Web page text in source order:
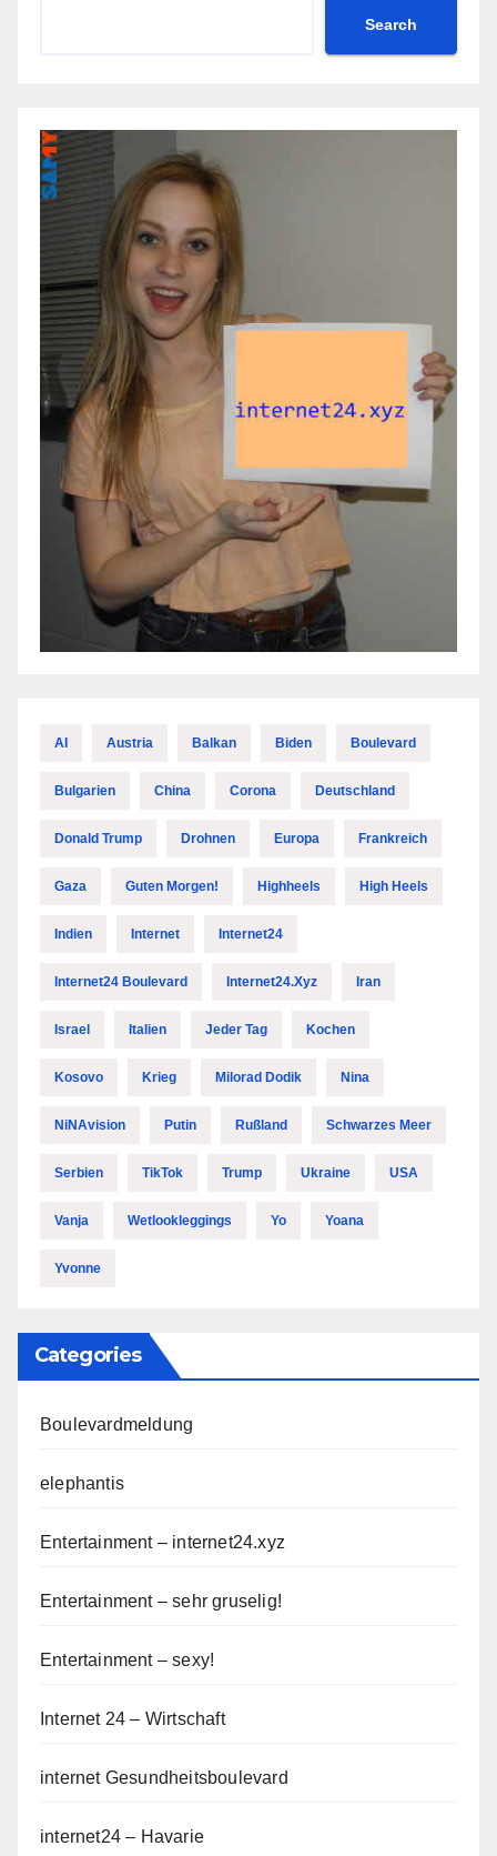
Search
AI Austria Balkan Biden Boulevard
Bulgarien China Corona Deutschland
Donald Trump Drohnen Europa Frankreich
Gaza Guten Morgen! Highheels High Heels
Indien Internet Internet24
Internet24 Boulevard Internet24.xyz Iran
Israel Italien Jeder Tag Kochen
Kosovo Krieg Milorad Dodik Nina
NiNAvision Putin Rußland Schwarzes Meer
Serbien TikTok Trump Ukraine USA
Vanja Wetlookleggings Yo Yoana
Yvonne
Categories
Boulevardmeldung
elephantis
Entertainment – internet24.xyz
Entertainment – sehr gruselig!
Entertainment – sexy!
Internet 24 – Wirtschaft
internet Gesundheitsboulevard
internet24 – Havarie